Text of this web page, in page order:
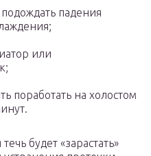
падения
или
поработать на холостом
будет «зарастать»